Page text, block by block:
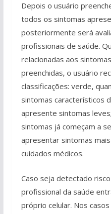
Depois o usuário
todos os sintomas
posteriormente será
profissionais de saúde.
relacionadas aos
preenchidas, o usuário
classificações: verde,
sintomas característicos
apresente sintomas
sintomas já começam a
apresentar sintomas
cuidados médicos.
Caso seja detectado
profissional da saúde
próprio celular. Nos